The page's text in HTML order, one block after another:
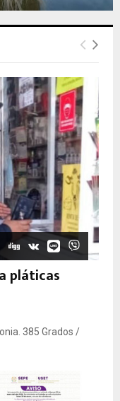
pláticas
385 Grados /